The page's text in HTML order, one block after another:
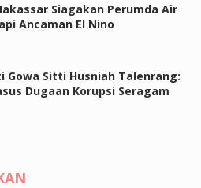
Siagakan Perumda Air
Ancaman El Nino
Gowa Sitti Husniah Talenrang:
Dugaan Korupsi Seragam